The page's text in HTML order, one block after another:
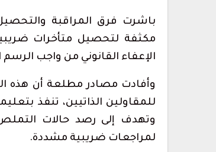
باشرت فرق المراقبة
مكثفة لتحصيل متأخرات
الإعفاء القانوني من واجب
وأفادت مصادر مطلعة أن هذه
للمقاولين الذاتيين، تنفذ
وتهدف إلى رصد حالات التملص
لمراجعات ضريبية مشددة.